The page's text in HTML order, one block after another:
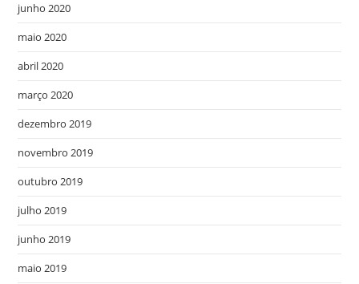
junho 2020
maio 2020
abril 2020
março 2020
dezembro 2019
novembro 2019
outubro 2019
julho 2019
junho 2019
maio 2019